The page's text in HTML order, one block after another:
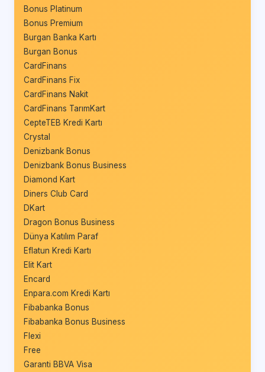
Bonus Platinum
Bonus Premium
Burgan Banka Kartı
Burgan Bonus
CardFinans
CardFinans Fix
CardFinans Nakit
CardFinans TarımKart
CepteTEB Kredi Kartı
Crystal
Denizbank Bonus
Denizbank Bonus Business
Diamond Kart
Diners Club Card
DKart
Dragon Bonus Business
Dünya Katılım Paraf
Eflatun Kredi Kartı
Elit Kart
Encard
Enpara.com Kredi Kartı
Fibabanka Bonus
Fibabanka Bonus Business
Flexi
Free
Garanti BBVA Visa